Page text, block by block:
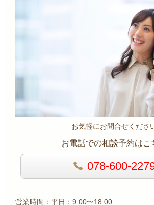
お気軽にお問合せくださ
お電話での相談予約はこ
078-600-
営業時間：平日：9:00〜18:00